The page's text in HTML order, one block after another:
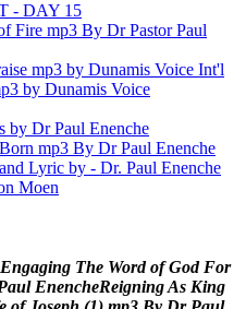
- DAY 15
Fire mp3 By Dr Pastor Paul
mp3 by Dunamis Voice Int'l
by Dunamis Voice
by Dr Paul Enenche
mp3 By Dr Paul Enenche
Lyric by - Dr. Paul Enenche
Moen
Engaging The Word of God For
aul EnencheReigningAs King